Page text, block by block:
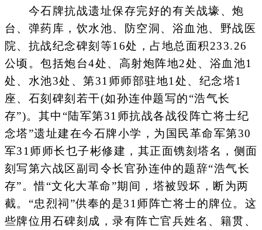
今石牌抗战遗址保存完好的有关战壕、炮
台、弹药库，饮水池、防空洞、浴血池、野战医
院、抗战纪念碑刻等16处，占地总面积233.26
公顷。包括炮台4处、高射炮阵地2处、浴血池1
处、水池3处、第31师师部驻地1处、纪念塔1
座、石刻碑刻若干(如孙连仲题写的“浩气长
存”)。其中“陆军第31师抗战各战役阵亡将士纪
念塔”遗址建在今石牌小学，为国民革命军第30
军31师师长乜子彬修建，其正面镌刻塔名，侧面
刻写第六战区副司令长官孙连仲的题辞“浩气长
存”。惜“文化大革命”期间，塔被毁坏，断为两
截。“忠烈祠”供奉的是31师阵亡将士的牌位。这
些牌位用石碑刻成，录有阵亡官兵姓名、籍贯、